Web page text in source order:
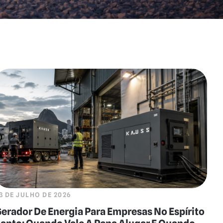
DE JULHO DE 2026
De Energia Para Empresas No Espírito